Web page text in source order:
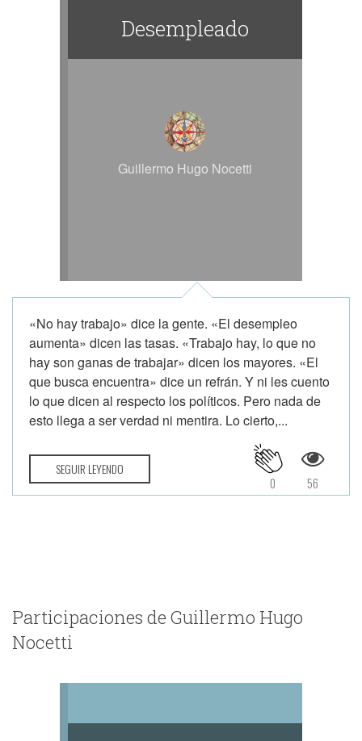
Desempleado
Guillermo Hugo Nocetti
«No hay trabajo» dice la gente. «El desempleo
aumenta» dicen las tasas. «Trabajo hay, lo que no
hay son ganas de trabajar» dicen los mayores. «El
que busca encuentra» dice un refrán. Y ni les cuento
lo que dicen al respecto los políticos. Pero nada de
esto llega a ser verdad ni mentira. Lo cierto,...
SEGUIR LEYENDO
56
0
Participaciones de Guillermo Hugo
Nocetti